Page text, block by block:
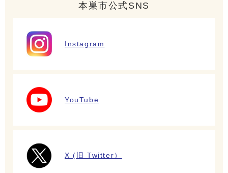
本巣市公式SNS
Instagram
YouTube
X (旧 Twitter）